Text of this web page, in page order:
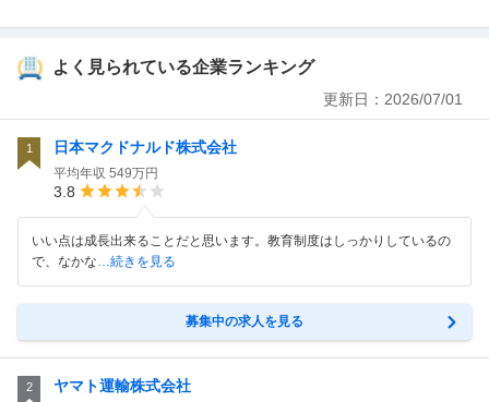
よく見られている企業ランキング
更新日： 2026/07/01
1 日本マクドナルド株式会社
平均年収 549万円
3.8
いい点は成長出来ることだと思います。教育制度はしっかりしているの
で、なかな…続きを見る
募集中の求人を見る
2 ヤマト運輸株式会社